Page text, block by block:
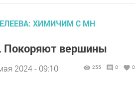
ХИМИЧИМ С МН
Покоряют вершины
2024 - 09:10 255 0 0